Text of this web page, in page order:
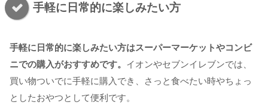
手軽に日常的に楽しみたい方
手軽に日常的に楽しみたい方はスーパーマーケットやコンビ
ニでの購入がおすすめです。 イオンやセブンイレブンでは、
買い物ついでに手軽に購入でき、さっと食べたい時やちょっ
としたおやつとして便利です。